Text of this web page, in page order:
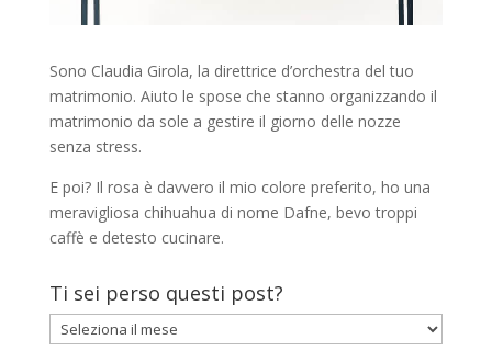
Sono Claudia Girola, la direttrice d’orchestra del tuo
matrimonio. Aiuto le spose che stanno organizzando il
matrimonio da sole a gestire il giorno delle nozze
senza stress.
E poi? Il rosa è davvero il mio colore preferito, ho una
meravigliosa chihuahua di nome Dafne, bevo troppi
caffè e detesto cucinare.
Ti sei perso questi post?
sei